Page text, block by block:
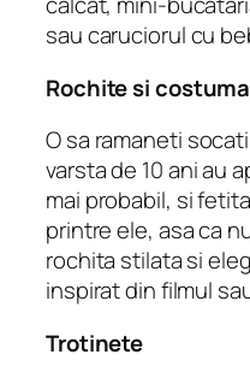
sau caruciorul cu
Rochite si
O sa ramaneti
varsta de 10 ani au
mai probabil, si
printre ele, asa ca
rochita stilata si
inspirat din filmul
Trotinete